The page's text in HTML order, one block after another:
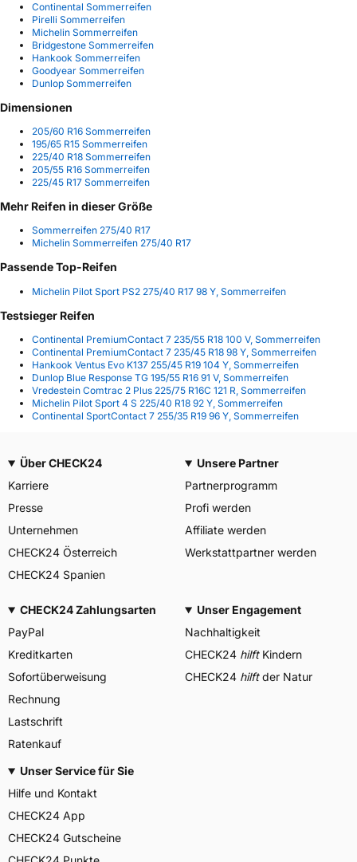
Continental Sommerreifen
Pirelli Sommerreifen
Michelin Sommerreifen
Bridgestone Sommerreifen
Hankook Sommerreifen
Goodyear Sommerreifen
Dunlop Sommerreifen
Dimensionen
205/60 R16 Sommerreifen
195/65 R15 Sommerreifen
225/40 R18 Sommerreifen
205/55 R16 Sommerreifen
225/45 R17 Sommerreifen
Mehr Reifen in dieser Größe
Sommerreifen 275/40 R17
Michelin Sommerreifen 275/40 R17
Passende Top-Reifen
Michelin Pilot Sport PS2 275/40 R17 98 Y, Sommerreifen
Testsieger Reifen
Continental PremiumContact 7 235/55 R18 100 V, Sommerreifen
Continental PremiumContact 7 235/45 R18 98 Y, Sommerreifen
Hankook Ventus Evo K137 255/45 R19 104 Y, Sommerreifen
Dunlop Blue Response TG 195/55 R16 91 V, Sommerreifen
Vredestein Comtrac 2 Plus 225/75 R16C 121 R, Sommerreifen
Michelin Pilot Sport 4 S 225/40 R18 92 Y, Sommerreifen
Continental SportContact 7 255/35 R19 96 Y, Sommerreifen
Über CHECK24
Karriere
Presse
Unternehmen
CHECK24 Österreich
CHECK24 Spanien
Unsere Partner
Partnerprogramm
Profi werden
Affiliate werden
Werkstattpartner werden
CHECK24 Zahlungsarten
PayPal
Kreditkarten
Sofortüberweisung
Rechnung
Lastschrift
Ratenkauf
Unser Engagement
Nachhaltigkeit
CHECK24 hilftKindern
CHECK24 hilftder Natur
Unser Service für Sie
Hilfe und Kontakt
CHECK24 App
CHECK24 Gutscheine